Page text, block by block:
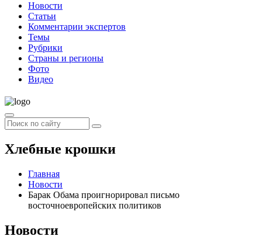
Новости
Статьи
Комментарии экспертов
Темы
Рубрики
Страны и регионы
Фото
Видео
Хлебные крошки
Главная
Новости
Барак Обама проигнорировал письмо
восточноевропейских политиков
Новости